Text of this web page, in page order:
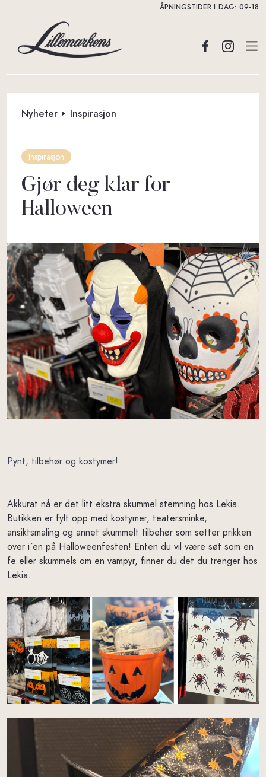
ÅPNINGSTIDER I DAG: 09-18
Nyheter Inspirasjon
Inspirasjon
Gjør deg klar for
Halloween
Pynt, tilbehør og kostymer!
Akkurat nå er det litt ekstra skummel stemning hos Lekia.
Butikken er fylt opp med kostymer, teatersminke,
ansiktsmaling og annet skummelt tilbehør som setter prikken
over i´en på Halloweenfesten! Enten du vil være søt som en
fe eller skummels om en vampyr, finner du det du trenger hos
Lekia.